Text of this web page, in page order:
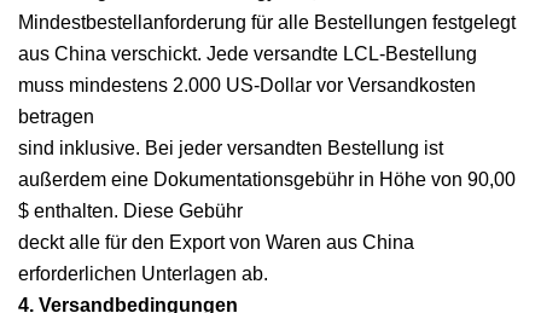
Mindestbestellanforderung für alle Bestellungen festgelegt
aus China verschickt. Jede versandte LCL-Bestellung
muss mindestens 2.000 US-Dollar vor Versandkosten
betragen
sind inklusive. Bei jeder versandten Bestellung ist
außerdem eine Dokumentationsgebühr in Höhe von 90,00
$ enthalten. Diese Gebühr
deckt alle für den Export von Waren aus China
erforderlichen Unterlagen ab.
4. Versandbedingungen